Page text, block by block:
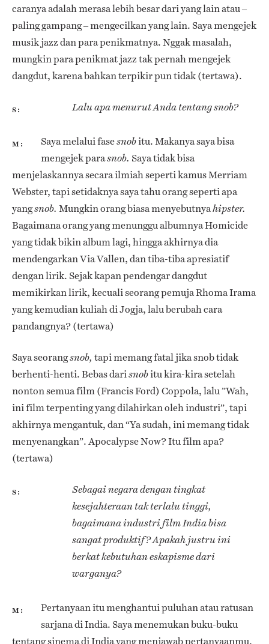
caranya adalah merasa lebih besar dari yang lain atau –
paling gampang – mengecilkan yang lain. Saya mengejek
musik jazz dan para penikmatnya. Nggak masalah,
mungkin para penikmat jazz tak pernah mengejek
dangdut, karena bahkan terpikir pun tidak (tertawa).
S Lalu apa menurut Anda tentang snob?
M Saya melalui fasesnobitu. Makanya saya bisa
mengejek parasnob. Saya tidak bisa
menjelaskannya secara ilmiah seperti kamus Merriam
Webster, tapi setidaknya saya tahu orang seperti apa
yangsnob. Mungkin orang biasa menyebutnyahipster.
Bagaimana orang yang menunggu albumnya Homicide
yang tidak bikin album lagi, hingga akhirnya dia
mendengarkan Via Vallen, dan tiba-tiba apresiatif
dengan lirik. Sejak kapan pendengar dangdut
memikirkan lirik, kecuali seorang pemuja Rhoma Irama
yang kemudian kuliah di Jogja, lalu berubah cara
pandangnya? (tertawa)
Saya seorangsnob, tapi memang fatal jika snob tidak
berhenti-henti. Bebas darisnobitu kira-kira setelah
nonton semua film (Francis Ford) Coppola, lalu ”Wah,
ini film terpenting yang dilahirkan oleh industri”, tapi
akhirnya mengantuk, dan “Ya sudah, ini memang tidak
menyenangkan”. Apocalypse Now? Itu film apa?
(tertawa)
S
Sebagai negara dengan tingkat
kesejahteraan tak terlalu tinggi,
bagaimana industri film India bisa
sangat produktif? Apakah justru ini
berkat kebutuhan eskapisme dari
warganya?
M
Pertanyaan itu menghantui puluhan atau ratusan
sarjana di India. Saya menemukan buku-buku
tentang sinema di India yang menjawab pertanyaanmu,